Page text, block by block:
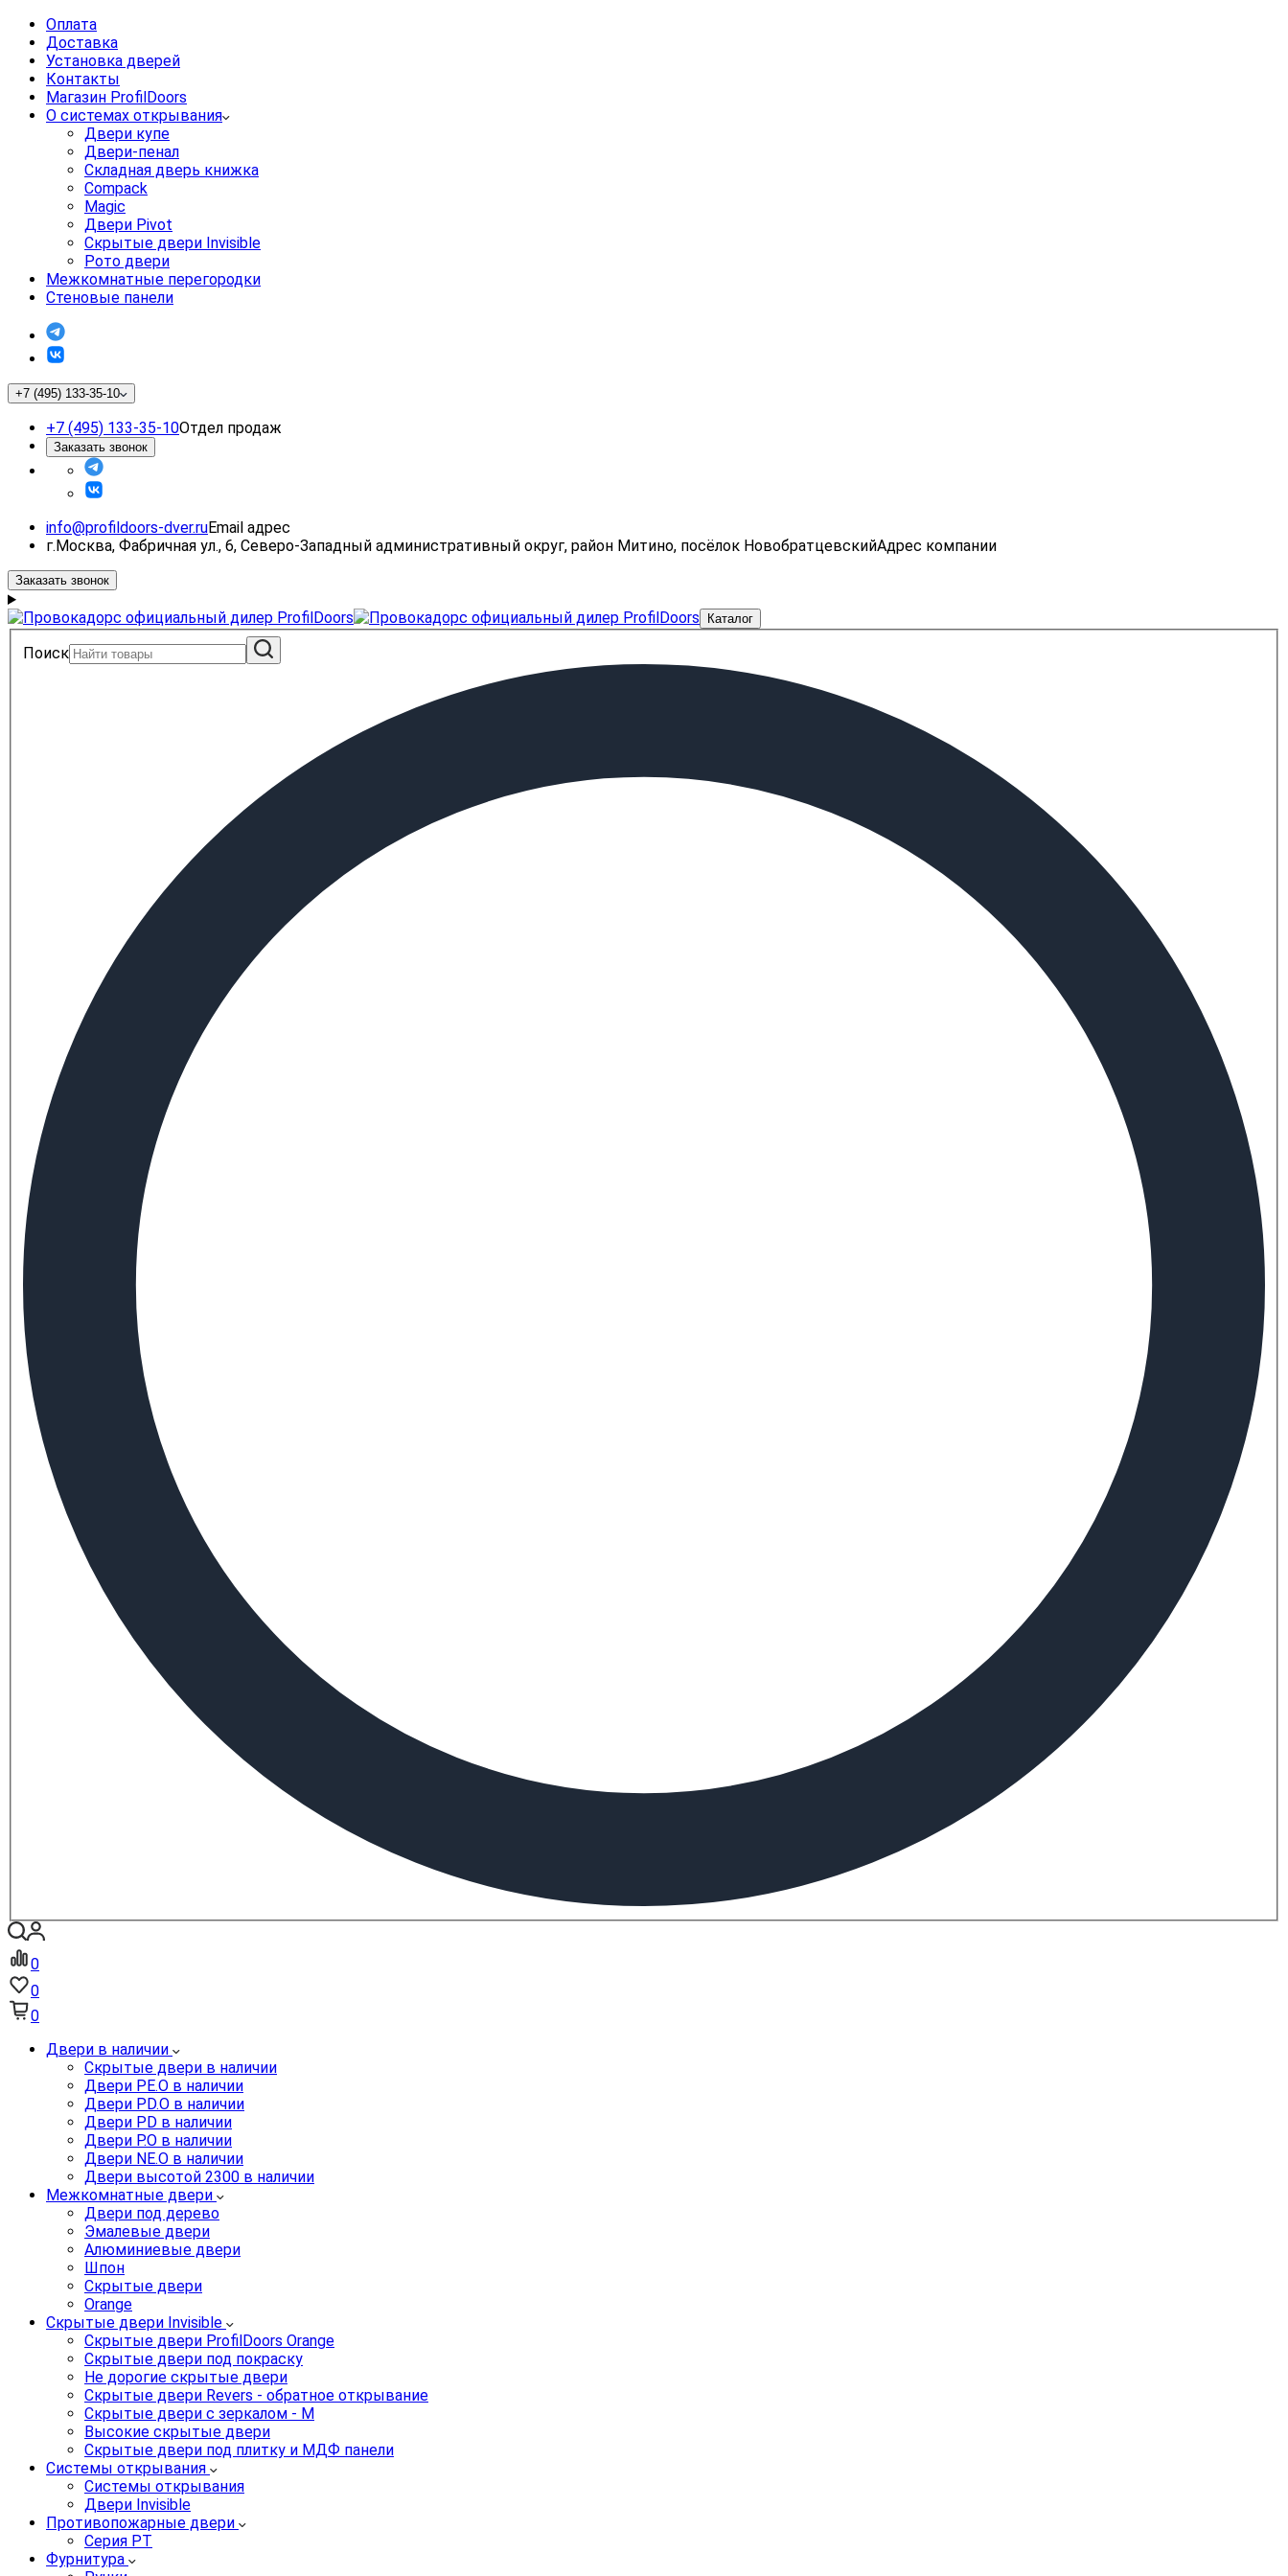
Оплата
Доставка
Установка дверей
Контакты
Магазин ProfilDoors
О системах открывания
Двери купе
Двери-пенал
Складная дверь книжка
Compack
Magic
Двери Pivot
Скрытые двери Invisible
Рото двери
Межкомнатные перегородки
Стеновые панели
+7 (495) 133-35-10
+7 (495) 133-35-10Отдел продаж
Заказать звонок
info@profildoors-dver.ruEmail адрес
г.Москва, Фабричная ул., 6, Северо-Западный административный округ, район Митино, посёлок НовобратцевскийАдрес компании
Заказать звонок
Каталог
Поиск
0
0
0
Двери в наличии
Скрытые двери в наличии
Двери PE.O в наличии
Двери PD.O в наличии
Двери PD в наличии
Двери P.O в наличии
Двери NE.O в наличии
Двери высотой 2300 в наличии
Межкомнатные двери
Двери под дерево
Эмалевые двери
Алюминиевые двери
Шпон
Скрытые двери
Orange
Скрытые двери Invisible
Скрытые двери ProfilDoors Orange
Скрытые двери под покраску
Не дорогие скрытые двери
Скрытые двери Revers - обратное открывание
Скрытые двери с зеркалом - M
Высокие скрытые двери
Скрытые двери под плитку и МДФ панели
Системы открывания
Системы открывания
Двери Invisible
Противопожарные двери
Серия PT
Фурнитура